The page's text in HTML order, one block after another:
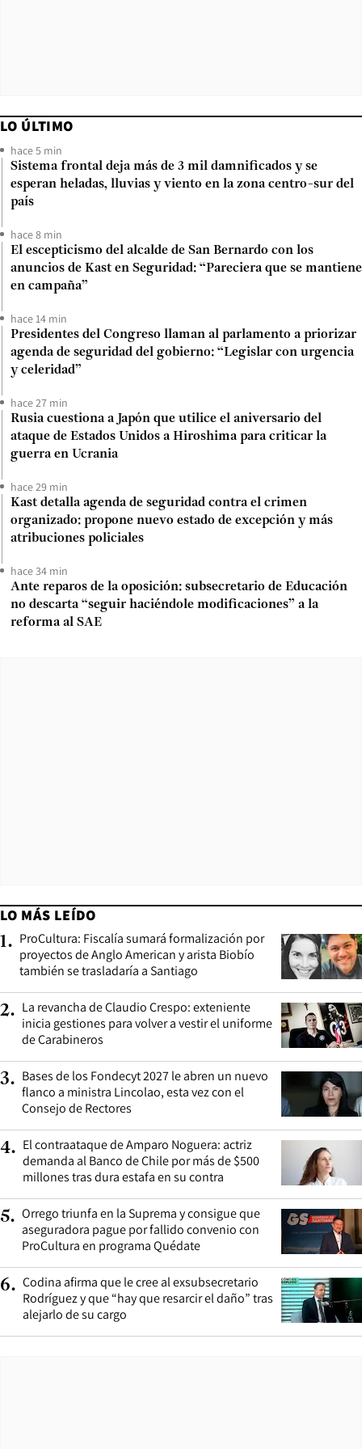
LO ÚLTIMO
hace 5 min
Sistema frontal deja más de 3 mil damnificados y se
esperan heladas, lluvias y viento en la zona centro-sur del
país
hace 8 min
El escepticismo del alcalde de San Bernardo con los
anuncios de Kast en Seguridad: “Pareciera que se mantiene
en campaña”
hace 14 min
Presidentes del Congreso llaman al parlamento a priorizar
agenda de seguridad del gobierno: “Legislar con urgencia
y celeridad”
hace 27 min
Rusia cuestiona a Japón que utilice el aniversario del
ataque de Estados Unidos a Hiroshima para criticar la
guerra en Ucrania
hace 29 min
Kast detalla agenda de seguridad contra el crimen
organizado: propone nuevo estado de excepción y más
atribuciones policiales
hace 34 min
Ante reparos de la oposición: subsecretario de Educación
no descarta “seguir haciéndole modificaciones” a la
reforma al SAE
LO MÁS LEÍDO
1. ProCultura: Fiscalía sumará formalización por
proyectos de Anglo American y arista Biobío
también se trasladaría a Santiago
2. La revancha de Claudio Crespo: exteniente
inicia gestiones para volver a vestir el uniforme
de Carabineros
3. Bases de los Fondecyt 2027 le abren un nuevo
flanco a ministra Lincolao, esta vez con el
Consejo de Rectores
4. El contraataque de Amparo Noguera: actriz
demanda al Banco de Chile por más de $500
millones tras dura estafa en su contra
5. Orrego triunfa en la Suprema y consigue que
aseguradora pague por fallido convenio con
ProCultura en programa Quédate
6. Codina afirma que le cree al exsubsecretario
Rodríguez y que “hay que resarcir el daño” tras
alejarlo de su cargo